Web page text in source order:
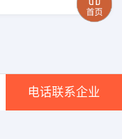
电话联系企业